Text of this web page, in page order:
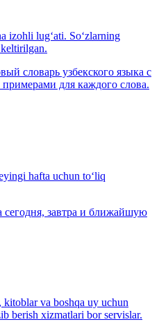
izohli lug‘ati. So‘zlarning
словарь узбекского языка с
для каждого слова.
hafta uchun to‘liq
завтра и ближайшую
va boshqa uy uchun
berish xizmatlari bor servislar.